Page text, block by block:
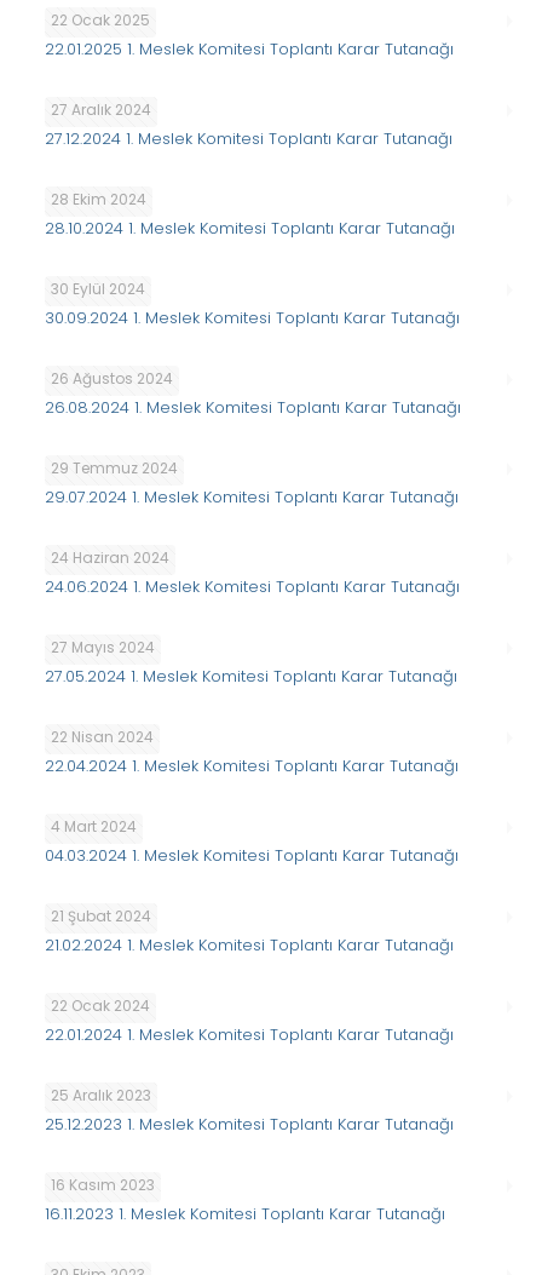
22 Ocak 2025
22.01.2025 1. Meslek Komitesi Toplantı Karar Tutanağı
27 Aralık 2024
27.12.2024 1. Meslek Komitesi Toplantı Karar Tutanağı
28 Ekim 2024
28.10.2024 1. Meslek Komitesi Toplantı Karar Tutanağı
30 Eylül 2024
30.09.2024 1. Meslek Komitesi Toplantı Karar Tutanağı
26 Ağustos 2024
26.08.2024 1. Meslek Komitesi Toplantı Karar Tutanağı
29 Temmuz 2024
29.07.2024 1. Meslek Komitesi Toplantı Karar Tutanağı
24 Haziran 2024
24.06.2024 1. Meslek Komitesi Toplantı Karar Tutanağı
27 Mayıs 2024
27.05.2024 1. Meslek Komitesi Toplantı Karar Tutanağı
22 Nisan 2024
22.04.2024 1. Meslek Komitesi Toplantı Karar Tutanağı
4 Mart 2024
04.03.2024 1. Meslek Komitesi Toplantı Karar Tutanağı
21 Şubat 2024
21.02.2024 1. Meslek Komitesi Toplantı Karar Tutanağı
22 Ocak 2024
22.01.2024 1. Meslek Komitesi Toplantı Karar Tutanağı
25 Aralık 2023
25.12.2023 1. Meslek Komitesi Toplantı Karar Tutanağı
16 Kasım 2023
16.11.2023 1. Meslek Komitesi Toplantı Karar Tutanağı